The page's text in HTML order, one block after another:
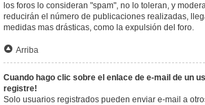
los foros lo consideran "spam", no lo toleran, y
reducirán el número de publicaciones realizadas,
medidas mas drásticas, como la expulsión del foro.
Arriba
Cuando hago clic sobre el enlace de e-mail de un
registre!
Solo usuarios registrados pueden enviar e-mail a